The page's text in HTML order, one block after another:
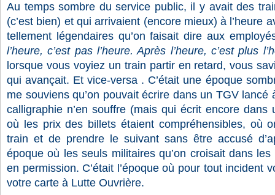
Au temps sombre du service public, il y avait des
(c’est bien) et qui arrivaient (encore mieux) à l’heure
tellement légendaires qu’on faisait dire aux
l’heure, c’est pas l’heure. Après l’heure, c’est plus
lorsque vous voyiez un train partir en retard, vous
qui avançait. Et vice-versa . C’était une époque
me souviens qu’on pouvait écrire dans un TGV
calligraphie n’en souffre (mais qui écrit encore dans
où les prix des billets étaient compréhensibles, où
train et de prendre le suivant sans être accusé
époque où les seuls militaires qu’on croisait dans
en permission. C’était l’époque où pour tout incident
votre carte à Lutte Ouvrière.